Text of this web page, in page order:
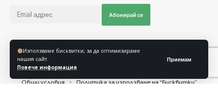
Използваме бисквитки, за да оптимизираме
нашия сайт.
Повече информация
Приемам
Абонирай се
Последвайте ни
Общи условия
Политика за използване на “Бисквитки”